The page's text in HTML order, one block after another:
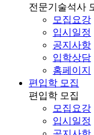
전문기술석사
모집요강
입시일정
공지사항
입학상담
홈페이지
편입학 모집
편입학 모집
모집요강
입시일정